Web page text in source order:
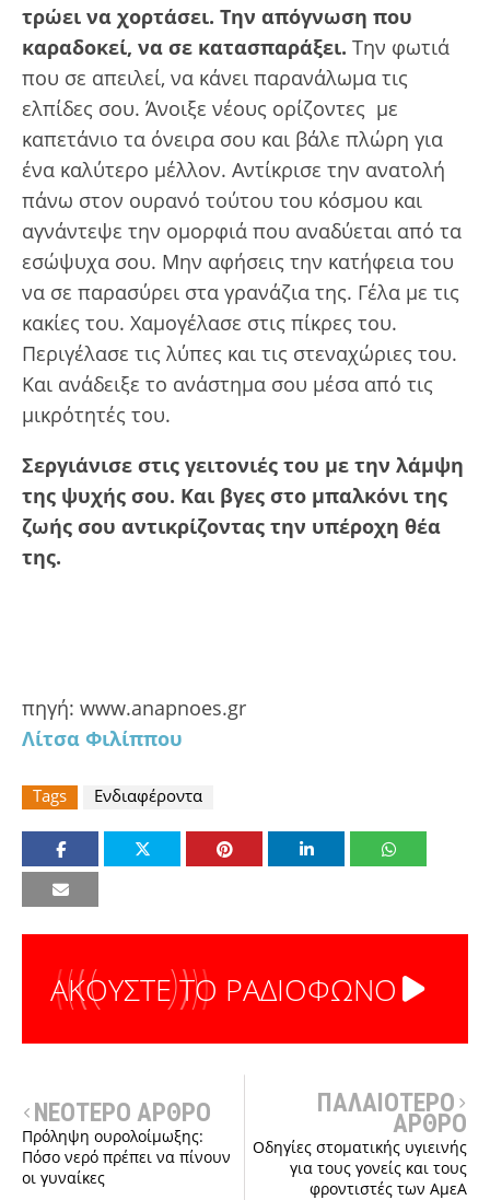
τρώει να χορτάσει. Την απόγνωση που
καραδοκεί, να σε κατασπαράξει. Την φωτιά
που σε απειλεί, να κάνει παρανάλωμα τις
ελπίδες σου. Άνοιξε νέους ορίζοντες με
καπετάνιο τα όνειρα σου και βάλε πλώρη για
ένα καλύτερο μέλλον. Αντίκρισε την ανατολή
πάνω στον ουρανό τούτου του κόσμου και
αγνάντεψε την ομορφιά που αναδύεται από τα
εσώψυχα σου. Μην αφήσεις την κατήφεια του
να σε παρασύρει στα γρανάζια της. Γέλα με τις
κακίες του. Χαμογέλασε στις πίκρες του.
Περιγέλασε τις λύπες και τις στεναχώριες του.
Και ανάδειξε το ανάστημα σου μέσα από τις
μικρότητές του.
Σεργιάνισε στις γειτονιές του με την λάμψη
της ψυχής σου. Και βγες στο μπαλκόνι της
ζωής σου αντικρίζοντας την υπέροχη θέα
της.
πηγή: www.anapnoes.gr
Λίτσα Φιλίππου
Tags Ενδιαφέροντα
ΑΚΟΥΣΤΕ ΤΟ ΡΑΔΙΟΦΩΝΟ
ΝΕΟΤΕΡΟ ΑΡΘΡΟ
Πρόληψη ουρολοίμωξης:
Πόσο νερό πρέπει να πίνουν
οι γυναίκες
ΠΑΛΑΙΟΤΕΡΟ
ΑΡΘΡΟ
Οδηγίες στοματικής υγιεινής
για τους γονείς και τους
φροντιστές των ΑμεΑ